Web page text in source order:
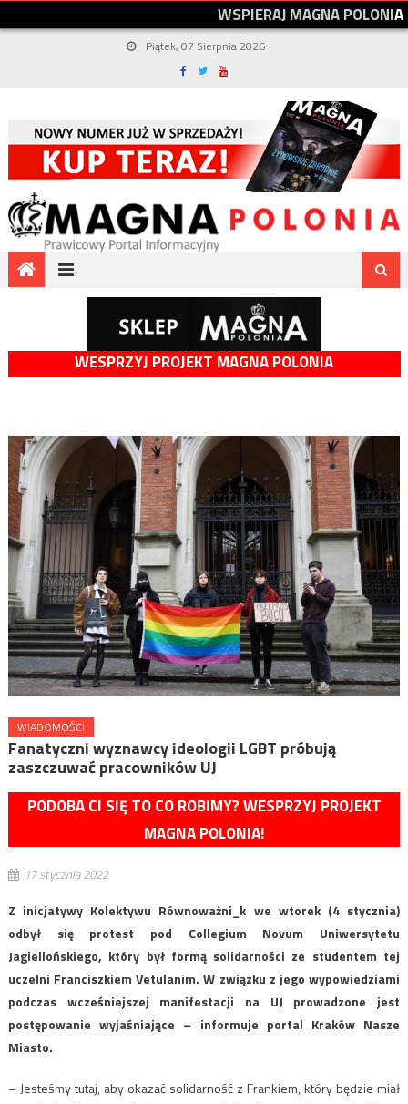
WSPIERAJMAGNAPOLONIA
Piątek, 07 Sierpnia 2026
WESPRZYJ PROJEKT MAGNA POLONIA
WIADOMOŚCI
Fanatyczni wyznawcy ideologii LGBT próbują
zaszczuwać pracowników UJ
PODOBA CI SIĘ TO CO ROBIMY? WESPRZYJ PROJEKT
MAGNA POLONIA!
17 stycznia 2022
Z inicjatywy Kolektywu Równoważni_k we wtorek (4 stycznia)
odbył się protest pod Collegium Novum Uniwersytetu
Jagiellońskiego, który był formą solidarności ze studentem tej
uczelni Franciszkiem Vetulanim. W związku z jego wypowiedziami
podczas wcześniejszej manifestacji na UJ prowadzone jest
postępowanie wyjaśniające – informuje portal Kraków Nasze
Miasto.
– Jesteśmy tutaj, aby okazać solidarność z Frankiem, który będzie miał